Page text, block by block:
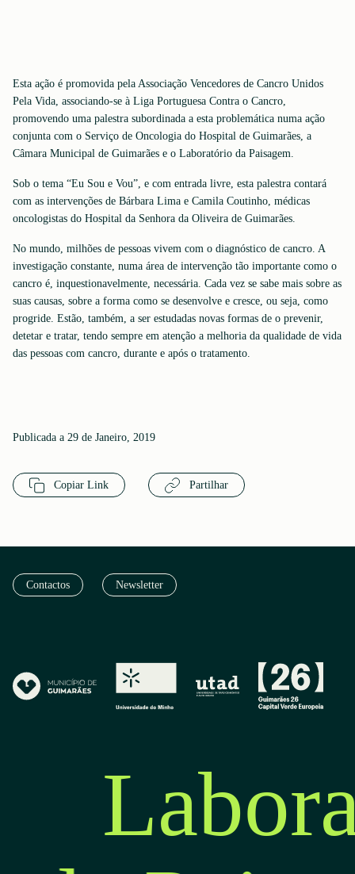
Esta ação é promovida pela Associação Vencedores de Cancro Unidos
Pela Vida, associando-se à Liga Portuguesa Contra o Cancro,
promovendo uma palestra subordinada a esta problemática numa ação
conjunta com o Serviço de Oncologia do Hospital de Guimarães, a
Câmara Municipal de Guimarães e o Laboratório da Paisagem.
Sob o tema “Eu Sou e Vou”, e com entrada livre, esta palestra contará
com as intervenções de Bárbara Lima e Camila Coutinho, médicas
oncologistas do Hospital da Senhora da Oliveira de Guimarães.
No mundo, milhões de pessoas vivem com o diagnóstico de cancro. A
investigação constante, numa área de intervenção tão importante como o
cancro é, inquestionavelmente, necessária. Cada vez se sabe mais sobre as
suas causas, sobre a forma como se desenvolve e cresce, ou seja, como
progride. Estão, também, a ser estudadas novas formas de o prevenir,
detetar e tratar, tendo sempre em atenção a melhoria da qualidade de vida
das pessoas com cancro, durante e após o tratamento.
Publicada a 29 de Janeiro, 2019
Copiar Link Partilhar
Contactos Newsletter